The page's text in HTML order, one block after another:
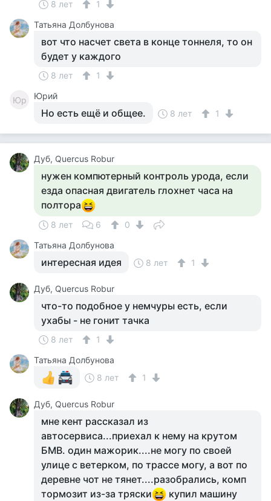
8 лет
1
Татьяна Долбунова
вот что насчет света в конце тоннеля, то он
будет у каждого
8 лет 1
Юр Юрий
Но есть ещё и общее. 8 лет 1
Дуб, Quercus Robur
нужен компютерный контроль урода, если
езда опасная двигатель глохнет часа на
полтора
8 лет 6
0
Татьяна Долбунова
интересная идея 8 лет 1
Дуб, Quercus Robur
что-то подобное у немчуры есть, если
ухабы - не гонит тачка
8 лет
1
Татьяна Долбунова
8 лет
1
Дуб, Quercus Robur
мне кент рассказал из
автосервиса...приехал к нему на крутом
БМВ. один мажорик....не могу по своей
улице с ветерком, по трассе могу, а вот по
деревне чот не тянет....разобрались, комп
тормозит из-за тряски
купил машину